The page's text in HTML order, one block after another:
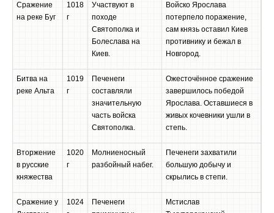
Сражение
на реке Буг
1018
г
Участвуют в
походе
Святополка и
Болеслава на
Киев.
Войско Ярослава
потерпело поражение,
сам князь оставил Киев
противнику и бежал в
Новгород.
Битва на
реке Альта
1019
г
Печенеги
составляли
значительную
часть войска
Святополка.
Ожесточённое сражение
завершилось победой
Ярослава. Оставшиеся в
живых кочевники ушли в
степь.
Вторжение
в русские
княжества
1020
г
Молниеносный
разбойный набег.
Печенеги захватили
большую добычу и
скрылись в степи.
Сражение у
1024
Печенеги
Мстислав